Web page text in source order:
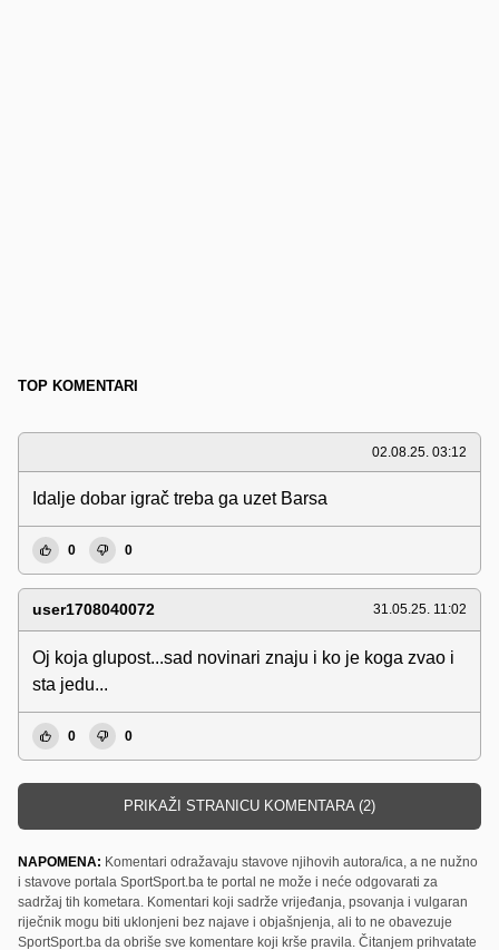
TOP KOMENTARI
02.08.25. 03:12
Idalje dobar igrač treba ga uzet Barsa
0 0
user1708040072 31.05.25. 11:02
Oj koja glupost...sad novinari znaju i ko je koga zvao i
sta jedu...
0 0
PRIKAŽI STRANICU KOMENTARA (2)
NAPOMENA: Komentari odražavaju stavove njihovih autora/ica, a ne nužno
i stavove portala SportSport.ba te portal ne može i neće odgovarati za
sadržaj tih kometara. Komentari koji sadrže vrijeđanja, psovanja i vulgaran
riječnik mogu biti uklonjeni bez najave i objašnjenja, ali to ne obavezuje
SportSport.ba da obriše sve komentare koji krše pravila. Čitanjem prihvatate